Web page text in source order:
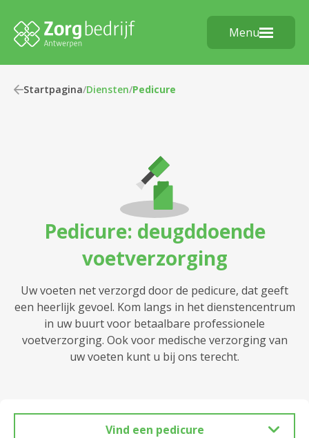
Menu
Startpagina/Diensten/Pedicure
Pedicure: deugddoende
voetverzorging
Uw voeten net verzorgd door de pedicure, dat geeft
een heerlijk gevoel. Kom langs in het dienstencentrum
in uw buurt voor betaalbare professionele
voetverzorging. Ook voor medische verzorging van
uw voeten kunt u bij ons terecht.
Vind een pedicure